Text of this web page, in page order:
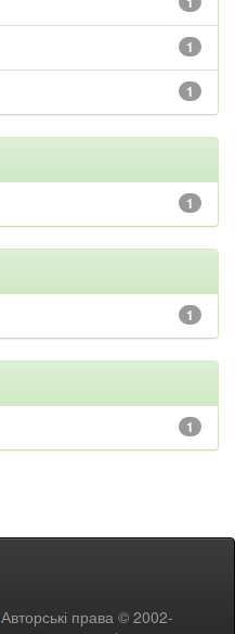
1
1
1
1
1
Авторські права © 2002-